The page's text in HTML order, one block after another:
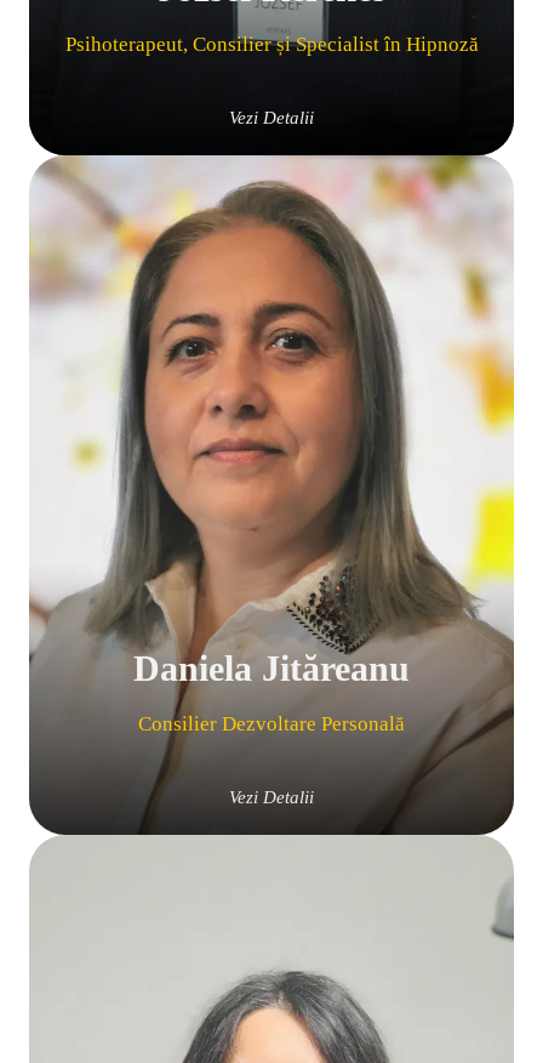
Psihoterapeut, Consilier și Specialist în Hipnoză
Vezi Detalii
Daniela Jităreanu
Consilier Dezvoltare Personală
Vezi Detalii